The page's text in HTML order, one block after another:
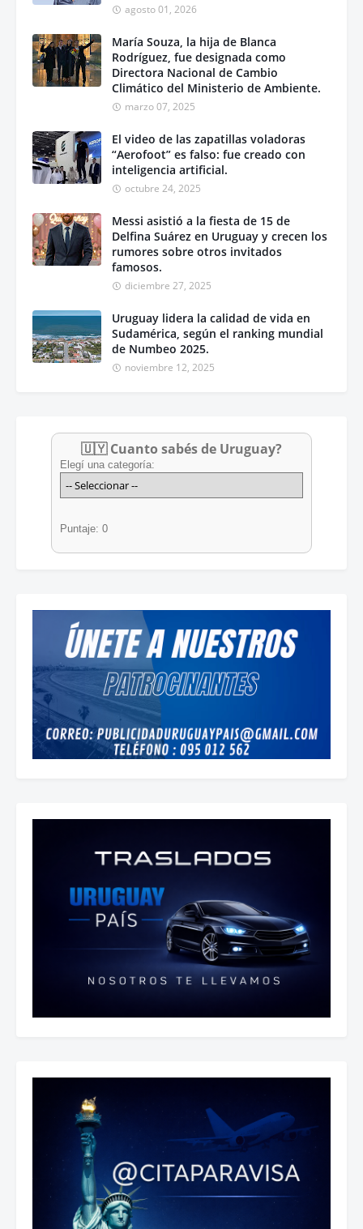
agosto 01, 2026
María Souza, la hija de Blanca
Rodríguez, fue designada como
Directora Nacional de Cambio
Climático del Ministerio de Ambiente.
marzo 07, 2025
El video de las zapatillas voladoras
“Aerofoot” es falso: fue creado con
inteligencia artificial.
octubre 24, 2025
Messi asistió a la fiesta de 15 de
Delfina Suárez en Uruguay y crecen los
rumores sobre otros invitados
famosos.
diciembre 27, 2025
Uruguay lidera la calidad de vida en
Sudamérica, según el ranking mundial
de Numbeo 2025.
noviembre 12, 2025
🇺🇾 Cuanto sabés de Uruguay?
Elegí una categoría:
Puntaje: 0